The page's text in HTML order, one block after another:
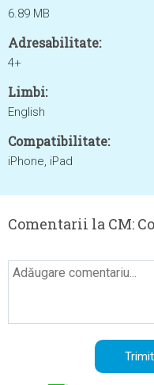
6.89 MB
Adresabilitate:
4+
Limbi:
English
Compatibilitate:
iPhone, iPad
Comentarii la CM: